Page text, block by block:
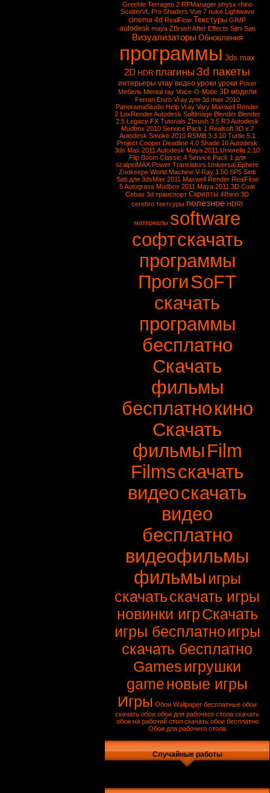
Greeble Terragen 2 RPManager physx rhino
ScatterVL Pro Shaders Vue 7 nuke Lightwave
cinema 4d RealFlow Текстуры GIMP
autodesk maya ZBrushAfter Effects Sitni Sati
Визуализаторы Обновления
программы 3ds max
2D HDR плагины 3d пакеты
интерьеры vray видео уроки уроки Poser
Мебель Mental ray Voice-O-Matic 3D модели
Ferrari Enzo Vray для 3d max 2010
PanoramaStudio Help Vray Vary Maxwell Render
2 LuxRender Autodesk Softimage Blender Blender
2.5 Legacy FX Tutorials Zbrush 3.5 R3Autodesk
Mudbox 2010 Service Pack 1 Realsoft 3D v.7
Autodesk Smoke 2010 RSMB 3.3.10 Turtle 5.1
Project Cooper Deadline 4.0 Shade 10Autodesk
3ds Max 2011 Autodesk Maya 2011 Unwrella 2.10
Flip Boom Classic 4 Service Pack 1 для
scalpelMAX Power Translators Universal Ephere
Zookeepe World Machine V-Ray 1.50 SP5 Sinti
Sati для 3dsMax 2011 Maxwell Render RealFlow
5Autograss Mudbox 2011 Maya 2011 3D Coat
Cebas 3d транспорт Скрипты iRhino 3D
cerebro тектсуры полезное HDRI
материалы software
софтскачать
программы
ПрогиSoFT
скачать
программы
бесплатно
Скачать
фильмы
бесплатнокино
Скачать
фильмыFilm
Filmsскачать
видеоскачать
видео
бесплатно
видеофильмы
фильмыигры
скачатьскачать игры
новинки игрСкачать
игры бесплатноигры
скачать бесплатно
Gamesигрушки
gameновые игры
Игры Обои Wallpaper бесплатные обои
скачать обои обои для рабочего стола скачать
обои на рабочий стол скачать обои бесплатно
Обои для рабочего стола
Случайные работы